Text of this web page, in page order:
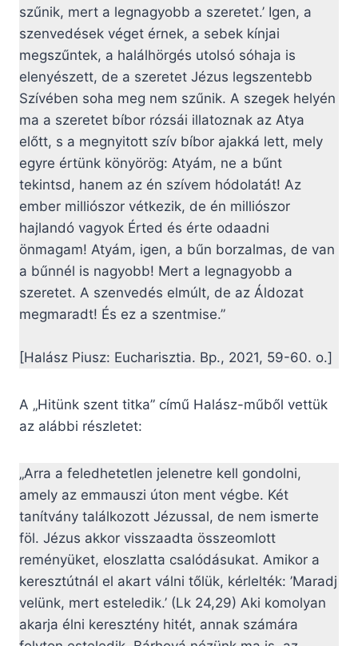
szűnik, mert a legnagyobb a szeretet.’ Igen, a
szenvedések véget érnek, a sebek kínjai
megszűntek, a halálhörgés utolsó sóhaja is
elenyészett, de a szeretet Jézus legszentebb
Szívében soha meg nem szűnik. A szegek helyén
ma a szeretet bíbor rózsái illatoznak az Atya
előtt, s a megnyitott szív bíbor ajakká lett, mely
egyre értünk könyörög: Atyám, ne a bűnt
tekintsd, hanem az én szívem hódolatát! Az
ember milliószor vétkezik, de én milliószor
hajlandó vagyok Érted és érte odaadni
önmagam! Atyám, igen, a bűn borzalmas, de van
a bűnnél is nagyobb! Mert a legnagyobb a
szeretet. A szenvedés elmúlt, de az Áldozat
megmaradt! És ez a szentmise.”
[Halász Piusz: Eucharisztia. Bp., 2021, 59-60. o.]
A „Hitünk szent titka” című Halász-műből vettük
az alábbi részletet:
„Arra a feledhetetlen jelenetre kell gondolni,
amely az emmauszi úton ment végbe. Két
tanítvány találkozott Jézussal, de nem ismerte
föl. Jézus akkor visszaadta összeomlott
reményüket, eloszlatta csalódásukat. Amikor a
keresztútnál el akart válni tőlük, kérlelték: ’Maradj
velünk, mert esteledik.’ (Lk 24,29) Aki komolyan
akarja élni keresztény hitét, annak számára